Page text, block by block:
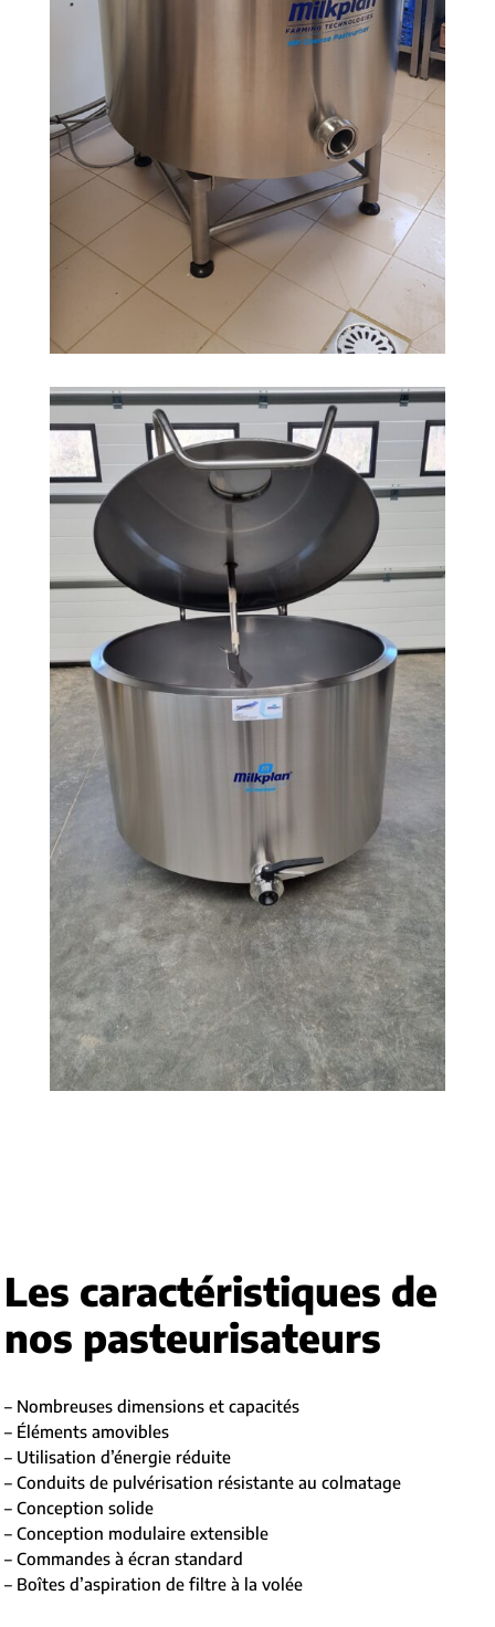
Les caractéristiques de
nos pasteurisateurs
– Nombreuses dimensions et capacités
– Éléments amovibles
– Utilisation d’énergie réduite
– Conduits de pulvérisation résistante au colmatage
– Conception solide
– Conception modulaire extensible
– Commandes à écran standard
– Boîtes d’aspiration de filtre à la volée